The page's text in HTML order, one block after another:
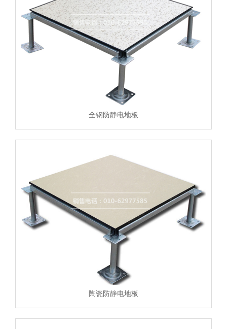
全钢防静电地板
陶瓷防静电地板